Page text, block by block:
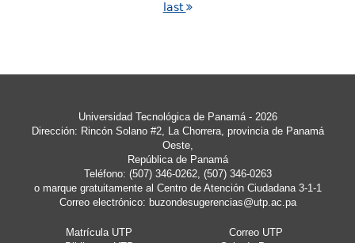
last
Universidad Tecnológica de Panamá - 2026
Dirección: Rincón Solano #2, La Chorrera, provincia de Panamá
Oeste,
República de Panamá
Teléfono: (507) 346-0262, (507) 346-0263
o marque gratuitamente al Centro de Atención Ciudadana 3-1-1
Correo electrónico: buzondesugerencias@utp.ac.pa
Matrícula UTP
Correo UTP